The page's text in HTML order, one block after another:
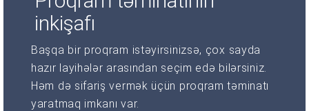
inkişafı
Başqa bir proqram istəyirsinizsə, çox sayda
hazır layihələr arasından seçim edə bilərsiniz.
Həm də sifariş vermək üçün proqram təminatı
yaratmaq imkanı var.